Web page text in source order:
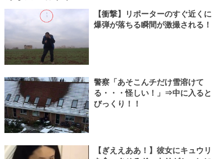
【衝撃】リポーターのすぐ近くに
爆弾が落ちる瞬間が激撮される！
警察「あそこんチだけ雪溶けて
る・・・怪しい！」⇒中に入ると
びっくり！！
【ぎええああ！】彼女にキュウリ